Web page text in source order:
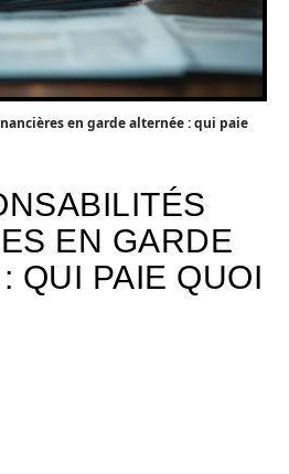
en garde alternée : qui paie
EN GARDE
QUI PAIE QUOI